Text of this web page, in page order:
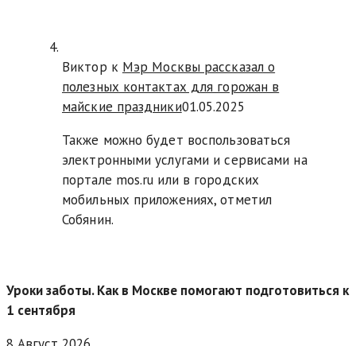
Виктор к Мэр Москвы рассказал о
полезных контактах для горожан в
майские праздники01.05.2025
Также можно будет воспользоваться
электронными услугами и сервисами на
портале mos.ru или в городских
мобильных приложениях, отметил
Собянин.
Уроки заботы. Как в Москве помогают подготовиться к
1 сентября